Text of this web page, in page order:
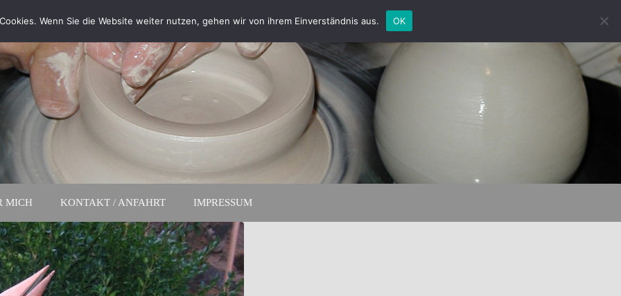
MICH KONTAKT / ANFAHRT IMPRESSUM
Wenn Sie die Website weiter nutzen, gehen wir von ihrem Einverständnis aus. OK